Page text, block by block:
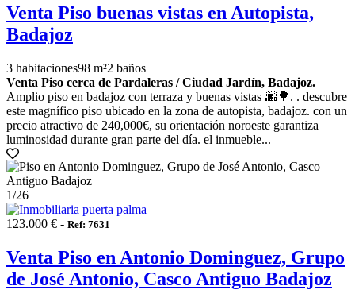
Venta Piso buenas vistas en Autopista,
Badajoz
3 habitaciones98 m²2 baños
Venta Piso cerca de Pardaleras / Ciudad Jardín, Badajoz.
Amplio piso en badajoz con terraza y buenas vistas 🌆🌳. . descubre
este magnífico piso ubicado en la zona de autopista, badajoz. con un
precio atractivo de 240,000€, su orientación noroeste garantiza
luminosidad durante gran parte del día. el inmueble...
1/26
123.000 € - Ref: 7631
Venta Piso en Antonio Dominguez, Grupo
de José Antonio, Casco Antiguo Badajoz